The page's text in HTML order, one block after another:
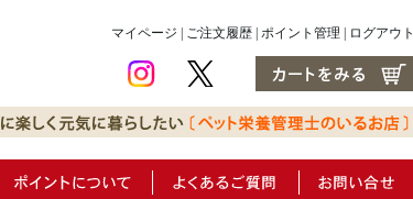
マイページ ご注文履歴 ポイント管理 ログアウト